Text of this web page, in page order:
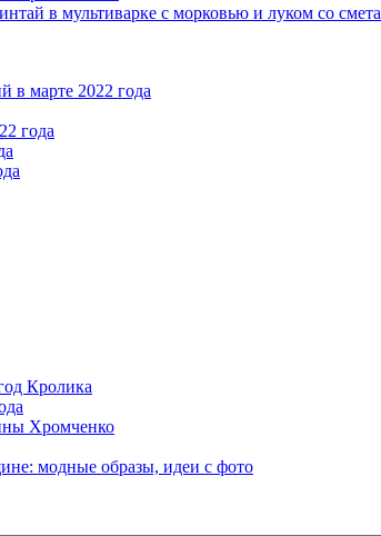
в мультиварке с морковью и луком со
в марте 2022 года
года
Кролика
Хромченко
модные образы, идеи с фото